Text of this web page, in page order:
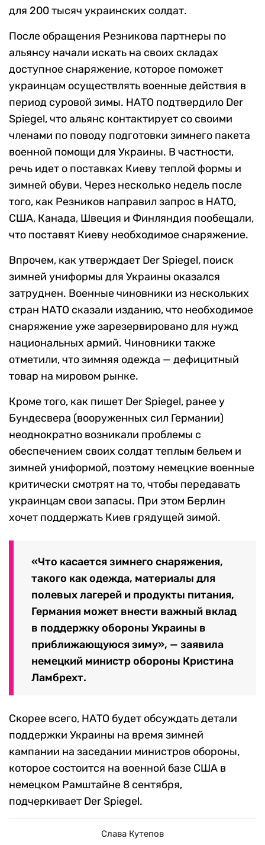
для 200 тысяч украинских солдат.
После обращения Резникова партнеры по
альянсу начали искать на своих складах
доступное снаряжение, которое поможет
украинцам осуществлять военные действия в
период суровой зимы. НАТО подтвердило Der
Spiegel, что альянс контактирует со своими
членами по поводу подготовки зимнего пакета
военной помощи для Украины. В частности,
речь идет о поставках Киеву теплой формы и
зимней обуви. Через несколько недель после
того, как Резников направил запрос в НАТО,
США, Канада, Швеция и Финляндия пообещали,
что поставят Киеву необходимое снаряжение.
Впрочем, как утверждает Der Spiegel, поиск
зимней униформы для Украины оказался
затруднен. Военные чиновники из нескольких
стран НАТО сказали изданию, что необходимое
снаряжение уже зарезервировано для нужд
национальных армий. Чиновники также
отметили, что зимняя одежда — дефицитный
товар на мировом рынке.
Кроме того, как пишет Der Spiegel, ранее у
Бундесвера (вооруженных сил Германии)
неоднократно возникали проблемы с
обеспечением своих солдат теплым бельем и
зимней униформой, поэтому немецкие военные
критически смотрят на то, чтобы передавать
украинцам свои запасы. При этом Берлин
хочет поддержать Киев грядущей зимой.
«Что касается зимнего снаряжения,
такого как одежда, материалы для
полевых лагерей и продукты питания,
Германия может внести важный вклад
в поддержку обороны Украины в
приближающуюся зиму», — заявила
немецкий министр обороны Кристина
Ламбрехт.
Скорее всего, НАТО будет обсуждать детали
поддержки Украины на время зимней
кампании на заседании министров обороны,
которое состоится на военной базе США в
немецком Рамштайне 8 сентября,
подчеркивает Der Spiegel.
Слава Кутепов